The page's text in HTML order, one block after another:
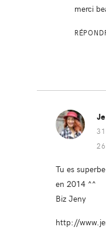
merci
Tu es
en 2014 ^^
Biz Jeny
http://